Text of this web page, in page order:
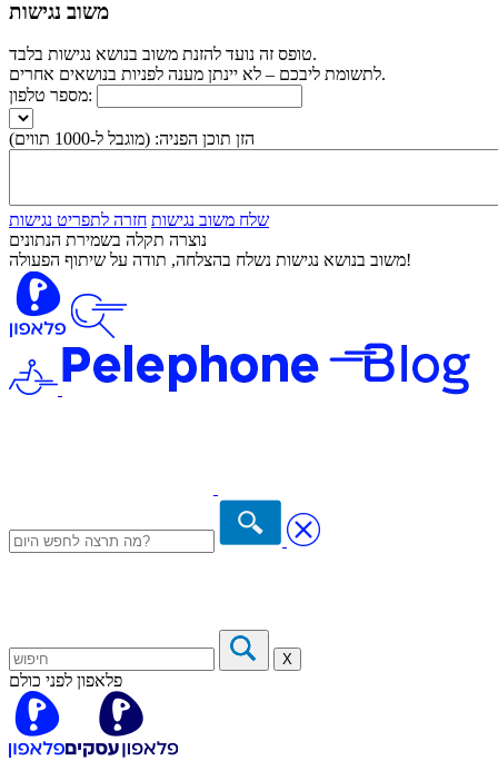
משוב נגישות
טופס זה נועד להזנת משוב בנושא נגישות בלבד.
לתשומת ליבכם – לא יינתן מענה לפניות בנושאים אחרים.
מספר טלפון:
הזן תוכן הפניה: (מוגבל ל-1000 תווים)
שלח משוב נגישות חזרה לתפריט נגישות
נוצרה תקלה בשמירת הנתונים
משוב בנושא נגישות נשלח בהצלחה, תודה על שיתוף הפעולה!
X
פלאפון לפני כולם